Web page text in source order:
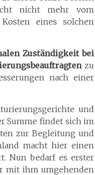
nicht mehr vom
eines solchen
Zuständigkeit bei
zu
nach einer
und
Summe findet sich im
zur Begleitung und
macht hier einen
Nun bedarf es erster
mit ihm umgehenden